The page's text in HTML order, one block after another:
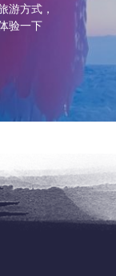
游方式，
验一下